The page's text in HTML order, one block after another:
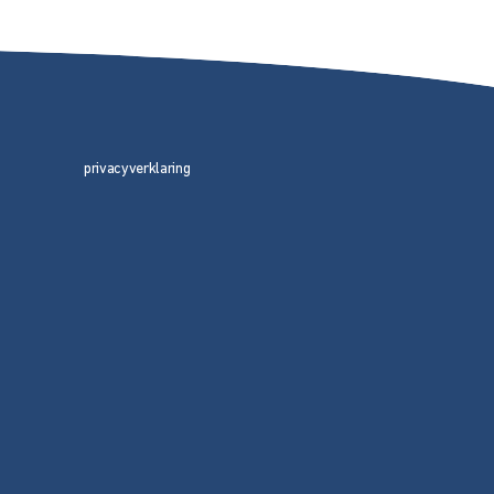
privacyverklaring